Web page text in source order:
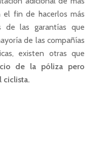
el fin de hacerlos más
de las garantías que
de las compañías
existen otras que
de la póliza pero
ciclista.
Home
Seguros personales
Seguro de vida
Seguro de decesos
Seguro de
Seguros
Seguro de coches
Seguro de moto /
Seguros de
Seguros de comercio /
Seguros de ahorro